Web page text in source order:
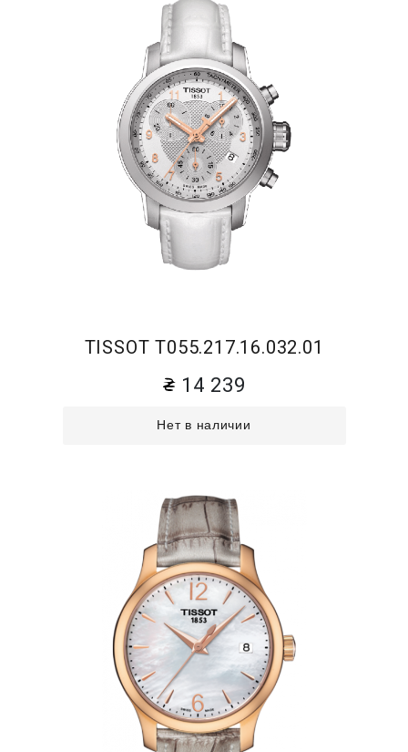
TISSOT T055.217.16.032.01
14 239
Нет в наличии